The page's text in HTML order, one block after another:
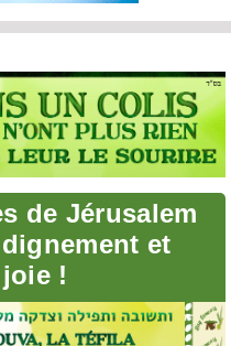
de Jérusalem
et
!